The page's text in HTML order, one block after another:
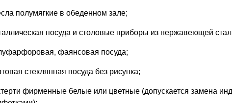
полумягкие в обеденном зале;
посуда и столовые приборы из нержавеющей
фаянсовая посуда;
стеклянная посуда без рисунка;
фирменные белые или цветные (допускается замена